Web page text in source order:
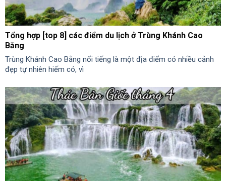
Tổng hợp [top 8] các điểm du lịch ở Trùng Khánh Cao
Bằng
Trùng Khánh Cao Bằng nổi tiếng là một địa điểm có nhiều cảnh
đẹp tự nhiên hiếm có, vì